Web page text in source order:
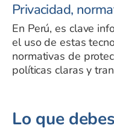
Privacidad,
En Perú, es clave
el uso de estas
normativas de
políticas claras y
Lo que